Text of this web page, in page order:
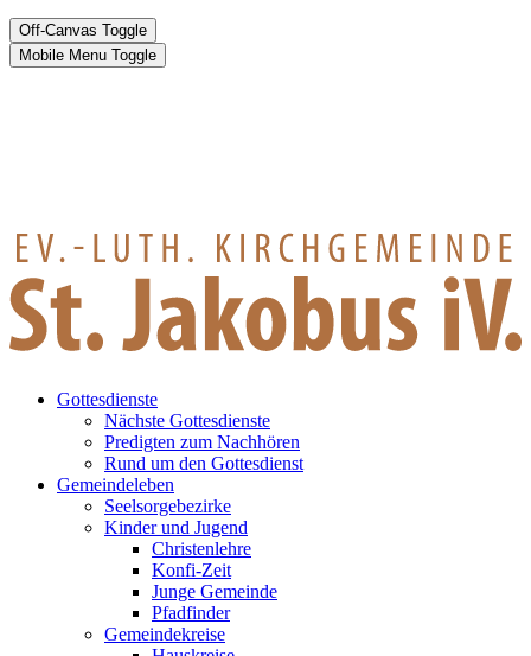
Off-Canvas Toggle
Mobile Menu Toggle
Gottesdienste
Nächste Gottesdienste
Predigten zum Nachhören
Rund um den Gottesdienst
Gemeindeleben
Seelsorgebezirke
Kinder und Jugend
Christenlehre
Konfi-Zeit
Junge Gemeinde
Pfadfinder
Gemeindekreise